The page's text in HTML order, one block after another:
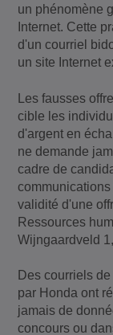
un phénomène
Internet. Cette
d'un courriel
un site Internet
Les fausses
cible les
d'argent en
ne demande
cadre de
validité d'une
Ressources
Wijngaardveld
Des courriels
par Honda ont
jamais de
concours ou